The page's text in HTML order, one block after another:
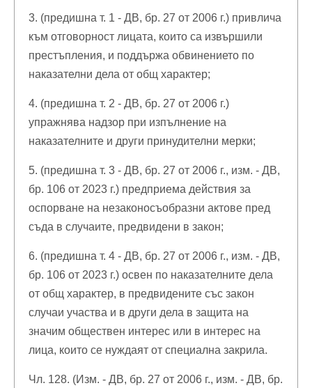
3. (предишна т. 1 - ДВ, бр. 27 от 2006 г.) привлича
към отговорност лицата, които са извършили
престъпления, и поддържа обвинението по
наказателни дела от общ характер;
4. (предишна т. 2 - ДВ, бр. 27 от 2006 г.)
упражнява надзор при изпълнение на
наказателните и други принудителни мерки;
5. (предишна т. 3 - ДВ, бр. 27 от 2006 г., изм. - ДВ,
бр. 106 от 2023 г.) предприема действия за
оспорване на незаконосъобразни актове пред
съда в случаите, предвидени в закон;
6. (предишна т. 4 - ДВ, бр. 27 от 2006 г., изм. - ДВ,
бр. 106 от 2023 г.) освен по наказателните дела
от общ характер, в предвидените със закон
случаи участва и в други дела в защита на
значим обществен интерес или в интерес на
лица, които се нуждаят от специална закрила.
Чл. 128. (Изм. - ДВ, бр. 27 от 2006 г., изм. - ДВ, бр.